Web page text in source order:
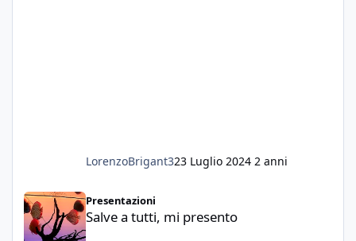
LorenzoBrigant323 Luglio 2024 2 anni
Presentazioni
Salve a tutti, mi presento